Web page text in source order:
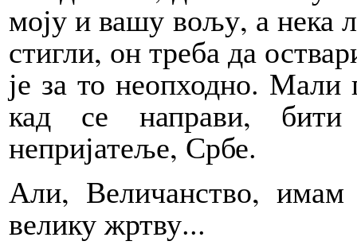
моју и вашу вољу, а нека
стигли, он треба да
је за то неопходно. Мали
кад се направи,
непријатеље, Србе.
Али, Величанство, имам
велику жртву...